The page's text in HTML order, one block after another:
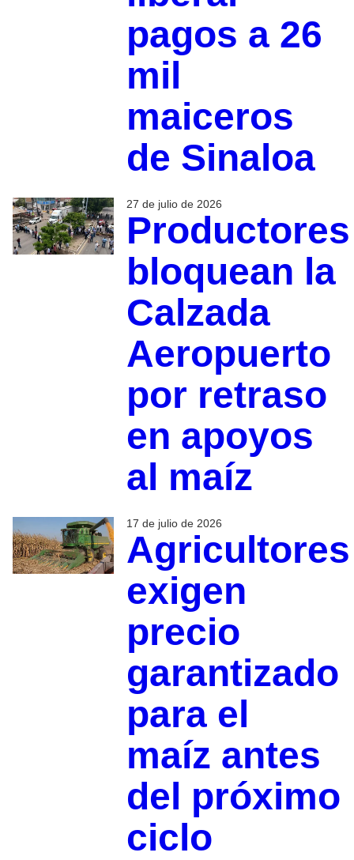
pagos a 26
mil
maiceros
de Sinaloa
27 de julio de 2026
Productores
bloquean la
Calzada
Aeropuerto
por retraso
en apoyos
al maíz
17 de julio de 2026
Agricultores
exigen
precio
garantizado
para el
maíz antes
del próximo
ciclo